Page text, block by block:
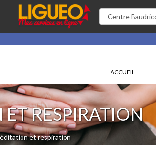
ACCUEIL
RESPIRATION
et respiration